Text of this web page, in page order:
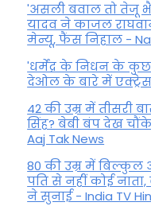
'असली बवाल तो तेजू
यादव ने काजल
मेन्यू, फैंस न‍िहाल -
'धर्मेंद्र के निधन के कुछ
देओल के बारे में
42 की उम्र में तीसरी
सिंह? बेबी बंप देख
Aaj Tak News
80 की उम्र में बिल्कुल
पति से नहीं कोई नाता,
ने सुनाई - India TV